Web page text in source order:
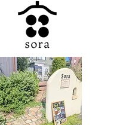
まり一食の中で，主
副菜が揃い，野菜がた
塩のとり過ぎにも配慮